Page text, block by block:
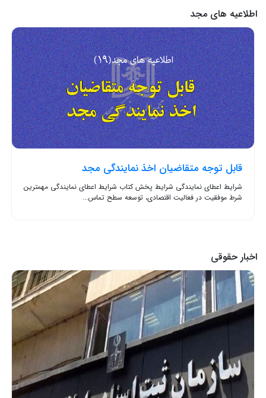
اطلاعیه های مجد
قابل توجه متقاضیان اخذ نمایندگی مجد
شرایط اعطای نمایندگی شرایط پخش کتاب شرایط اعطای نمایندگی مهمترین
شرط موفقیت در فعالیت اقتصادی، توسعه سطح تماس...
اخبار حقوقی